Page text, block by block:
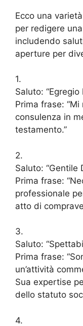
Ecco una
per redigere
includendo
aperture per
1.
Saluto: “Egregio
Prima frase:
consulenza in
testamento.”
2.
Saluto: “Gentile
Prima frase:
professionale
atto di
3.
Saluto:
Prima frase:
un’attività
Sua expertise
dello statuto
4.